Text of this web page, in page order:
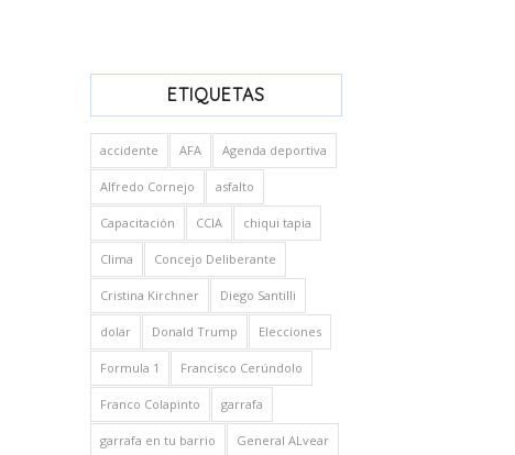
ETIQUETAS
accidente AFA Agenda deportiva
Alfredo Cornejo asfalto
Capacitación CCIA chiqui tapia
Clima Concejo Deliberante
Cristina Kirchner Diego Santilli
dolar Donald Trump Elecciones
Formula 1 Francisco Cerúndolo
Franco Colapinto garrafa
garrafa en tu barrio General ALvear